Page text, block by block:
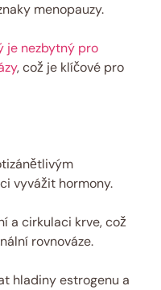
menopauzy.
je nezbytný pro
, což je klíčové pro
vyvážit hormony.
a cirkulaci krve, což
rovnováze.
hladiny estrogenu a